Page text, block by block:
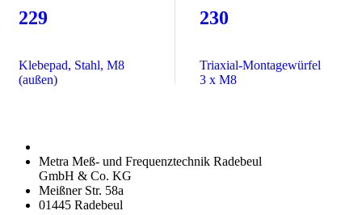
229
Klebepad, Stahl, M8
(außen)
230
Triaxial-Montagewürfel
3 x M8
Metra Meß- und Frequenztechnik Radebeul
GmbH & Co. KG
Meißner Str. 58a
01445 Radebeul